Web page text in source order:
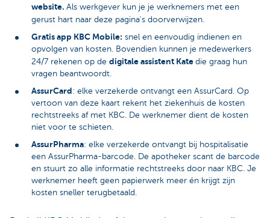
website. Als werkgever kun je je werknemers met een
gerust hart naar deze pagina's doorverwijzen.
Gratis app KBC Mobile: snel en eenvoudig indienen en
opvolgen van kosten. Bovendien kunnen je medewerkers
24/7 rekenen op de digitale assistent Kate die graag hun
vragen beantwoordt.
AssurCard: elke verzekerde ontvangt een AssurCard. Op
vertoon van deze kaart rekent het ziekenhuis de kosten
rechtstreeks af met KBC. De werknemer dient de kosten
niet voor te schieten.
AssurPharma: elke verzekerde ontvangt bij hospitalisatie
een AssurPharma-barcode. De apotheker scant de barcode
en stuurt zo alle informatie rechtstreeks door naar KBC. Je
werknemer heeft geen papierwerk meer én krijgt zijn
kosten sneller terugbetaald.